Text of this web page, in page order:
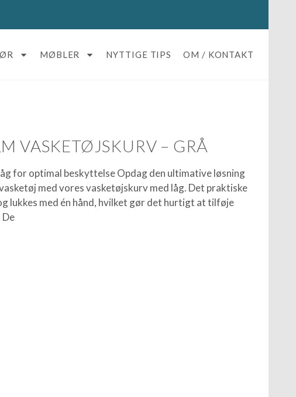
MØBLER NYTTIGE TIPS OM / KONTAKT
VASKETØJSKURV – GRÅ
for optimal beskyttelse Opdag den ultimative løsning
med vores vasketøjskurv med låg. Det praktiske
lukkes med én hånd, hvilket gør det hurtigt at tilføje